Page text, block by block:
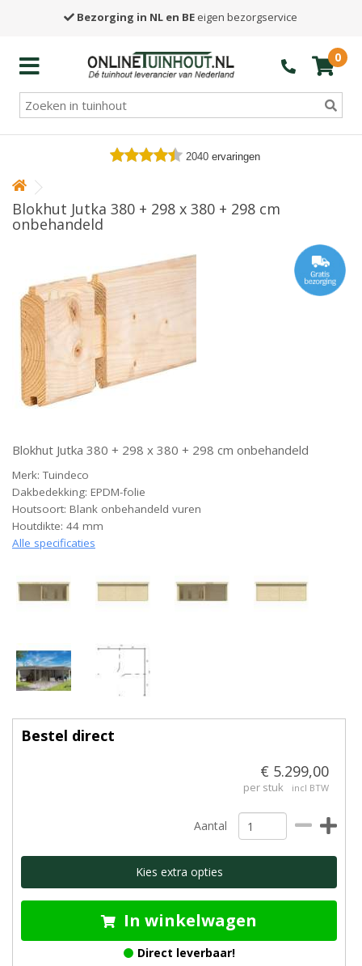
Bezorging in NL en BE eigen bezorgservice
0
2040 ervaringen
Blokhut Jutka 380 + 298 x 380 + 298 cm
onbehandeld
Blokhut Jutka 380 + 298 x 380 + 298 cm onbehandeld
Merk: Tuindeco
Dakbedekking: EPDM-folie
Houtsoort: Blank onbehandeld vuren
Houtdikte: 44 mm
Alle specificaties
Bestel direct
€ 5.299,00
per stuk incl BTW
Aantal
Kies extra opties
In winkelwagen
Direct leverbaar!